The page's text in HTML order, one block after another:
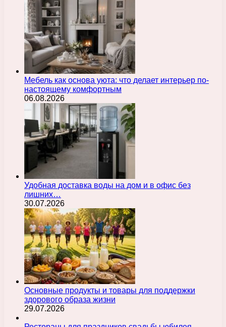
Мебель как основа уюта: что делает интерьер по-
настоящему комфортным
06.08.2026
Удобная доставка воды на дом и в офис без
лишних…
30.07.2026
Основные продукты и товары для поддержки
здорового образа жизни
29.07.2026